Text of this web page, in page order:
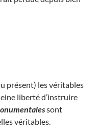
présent) les véritables
liberté d’instruire
sont
véritables.